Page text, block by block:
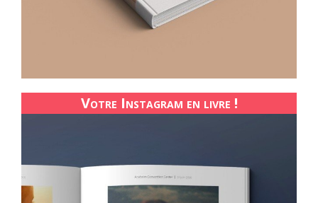
Votre Instagram en livre !